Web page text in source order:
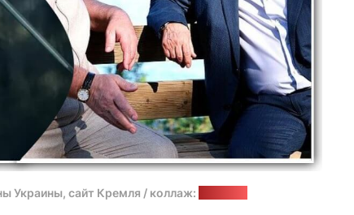
Украины, сайт Кремля / коллаж: